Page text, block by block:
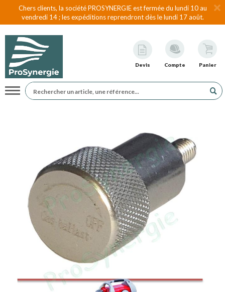
Chers clients, la société PROSYNERGIE est fermée du lundi 10 au
vendredi 14 ; les expéditions reprendront dès le lundi 17 août.
Devis Compte Panier
Navigation